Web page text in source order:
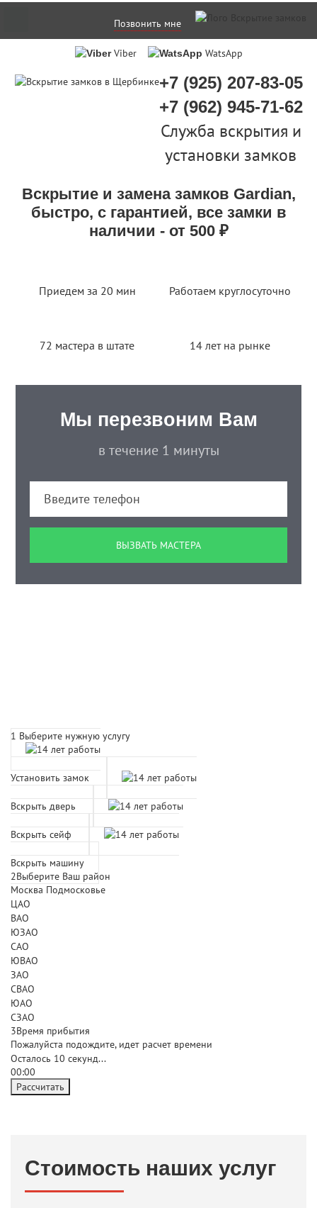
Позвонить мне
Viber WatsApp
+7 (925) 207-83-05
+7 (962) 945-71-62
Служба вскрытия и
установки замков
Вскрытие и замена замков Gardian,
быстро, с гарантией, все замки в
наличии - от 500 ₽
Приедем за 20 мин Работаем круглосуточно
72 мастера в штате 14 лет на рынке
Мы перезвоним Вам
в течение 1 минуты
1 Выберите нужную услугу
Установить замок
Вскрыть дверь
Вскрыть сейф
Вскрыть машину
2Выберите Ваш район
Москва Подмосковье
ЦАО
ВАО
ЮЗАО
САО
ЮВАО
ЗАО
СВАО
ЮАО
СЗАО
3Время прибытия
Пожалуйста подождите, идет расчет времени
Осталось 10 секунд...
00:00
Рассчитать
Стоимость наших услуг